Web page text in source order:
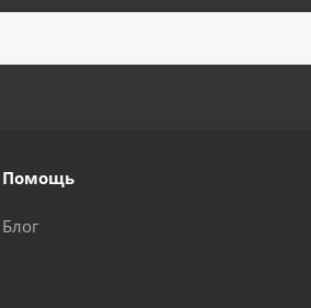
Помощь
Блог